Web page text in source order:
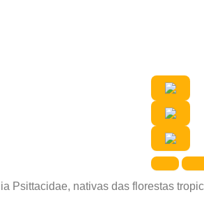
Psittacidae, nativas das florestas